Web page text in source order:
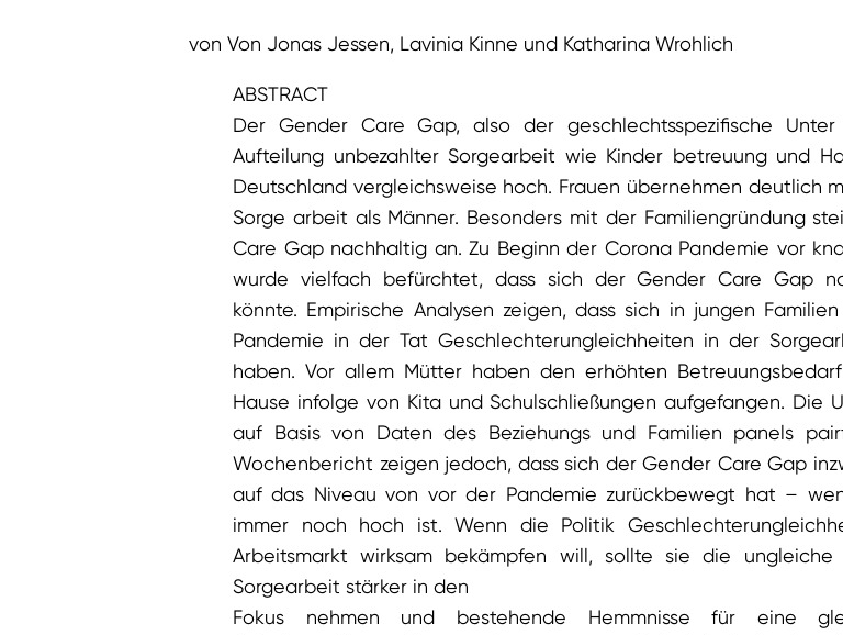
von Von Jonas Jessen, Lavinia Kinne und Katharina Wrohlich
ABSTRACT
Der Gender Care Gap, also der geschlechtsspezifische
Aufteilung unbezahlter Sorgearbeit wie Kinder betreuung und
Deutschland vergleichsweise hoch. Frauen übernehmen deutlich
Sorge arbeit als Männer. Besonders mit der Familiengründung
Care Gap nachhaltig an. Zu Beginn der Corona Pandemie vor
wurde vielfach befürchtet, dass sich der Gender Care Gap
könnte. Empirische Analysen zeigen, dass sich in jungen
Pandemie in der Tat Geschlechterungleichheiten in der
haben. Vor allem Mütter haben den erhöhten
Hause infolge von Kita und Schulschließungen aufgefangen. Die
auf Basis von Daten des Beziehungs und Familien panels
Wochenbericht zeigen jedoch, dass sich der Gender Care Gap
auf das Niveau von vor der Pandemie zurückbewegt hat –
immer noch hoch ist. Wenn die Politik
Arbeitsmarkt wirksam bekämpfen will, sollte sie die ungleiche
Sorgearbeit stärker in den
Fokus nehmen und bestehende Hemmnisse für eine